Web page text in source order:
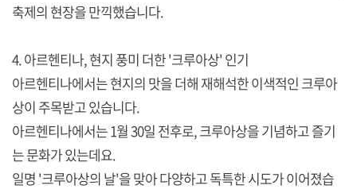
축제의 현장을 만끽했습니다.
4. 아르헨티나, 현지 풍미 더한 '크루아상' 인기
아르헨티나에서는 현지의 맛을 더해 재해석한 이색적인 크루아
상이 주목받고 있습니다.
아르헨티나에서는 1월 30일 전후로, 크루아상을 기념하고 즐기
는 문화가 있는데요.
일명 '크루아상의 날'을 맞아 다양하고 독특한 시도가 이어졌습